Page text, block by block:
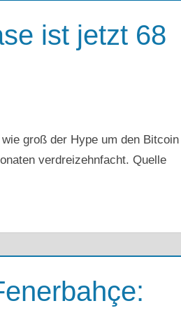
ist jetzt 68
groß der Hype um den Bitcoin
verdreizehnfacht. Quelle